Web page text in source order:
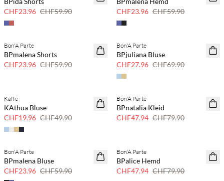
CHF23.96 CHF59.90
CHF23.96 CHF59.90
SAVE20
Bon'A Parte
BPmalena Shorts
CHF23.96 CHF59.90
SAVE20
60% Rabatt
Bon'A Parte
BPjuliana Bluse
CHF27.96 CHF69.90
SAVE20
Kaffe
KAthua Bluse
CHF19.96 CHF49.90
40 % Rabatt
Bon'A Parte
BPnatalia Kleid
CHF47.94 CHF79.90
SAVE20
Bon'A Parte
BPmalena Bluse
CHF23.96 CHF59.90
40 % Rabatt
Bon'A Parte
BPalice Hemd
CHF47.94 CHF79.90